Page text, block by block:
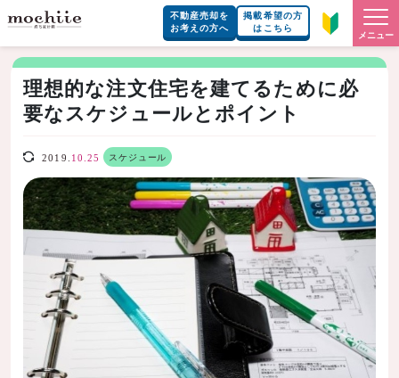
不動産売却を
お考えの方へ
掲載希望の方
はこちら
メニュー
理想的な注文住宅を建てるために必
要なスケジュールとポイント
2019. 10.25 スケジュール